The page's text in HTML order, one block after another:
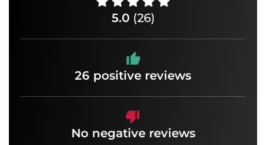
5.0 (26)
26 positive reviews
No negative reviews